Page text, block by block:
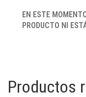
EN ESTE
PRODUCTO NI
Productos